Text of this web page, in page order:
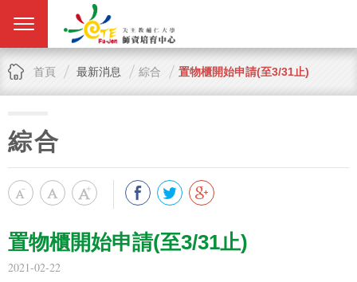
首頁 最新消息 綜合 置物櫃開始申請(至3/31止)
綜合
置物櫃開始申請(至3/31止)
2021-02-22